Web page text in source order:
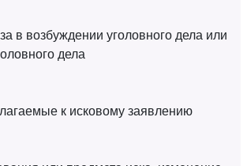
в возбуждении уголовного дела или
дела
к исковому заявлению